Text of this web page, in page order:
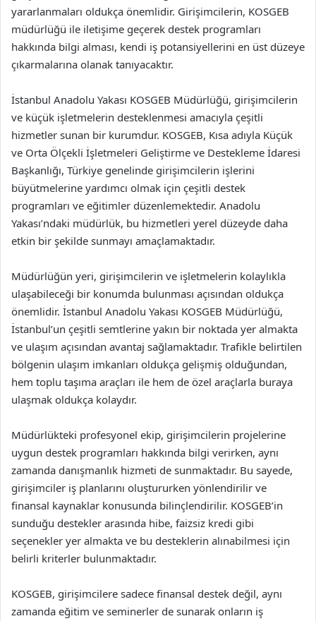
yararlanmaları oldukça önemlidir. Girişimcilerin, KOSGEB
müdürlüğü ile iletişime geçerek destek programları
hakkında bilgi alması, kendi iş potansiyellerini en üst düzeye
çıkarmalarına olanak tanıyacaktır.
İstanbul Anadolu Yakası KOSGEB Müdürlüğü, girişimcilerin
ve küçük işletmelerin desteklenmesi amacıyla çeşitli
hizmetler sunan bir kurumdur. KOSGEB, Kısa adıyla Küçük
ve Orta Ölçekli İşletmeleri Geliştirme ve Destekleme İdaresi
Başkanlığı, Türkiye genelinde girişimcilerin işlerini
büyütmelerine yardımcı olmak için çeşitli destek
programları ve eğitimler düzenlemektedir. Anadolu
Yakası’ndaki müdürlük, bu hizmetleri yerel düzeyde daha
etkin bir şekilde sunmayı amaçlamaktadır.
Müdürlüğün yeri, girişimcilerin ve işletmelerin kolaylıkla
ulaşabileceği bir konumda bulunması açısından oldukça
önemlidir. İstanbul Anadolu Yakası KOSGEB Müdürlüğü,
İstanbul’un çeşitli semtlerine yakın bir noktada yer almakta
ve ulaşım açısından avantaj sağlamaktadır. Trafikle belirtilen
bölgenin ulaşım imkanları oldukça gelişmiş olduğundan,
hem toplu taşıma araçları ile hem de özel araçlarla buraya
ulaşmak oldukça kolaydır.
Müdürlükteki profesyonel ekip, girişimcilerin projelerine
uygun destek programları hakkında bilgi verirken, aynı
zamanda danışmanlık hizmeti de sunmaktadır. Bu sayede,
girişimciler iş planlarını oluştururken yönlendirilir ve
finansal kaynaklar konusunda bilinçlendirilir. KOSGEB’in
sunduğu destekler arasında hibe, faizsiz kredi gibi
seçenekler yer almakta ve bu desteklerin alınabilmesi için
belirli kriterler bulunmaktadır.
KOSGEB, girişimcilere sadece finansal destek değil, aynı
zamanda eğitim ve seminerler de sunarak onların iş